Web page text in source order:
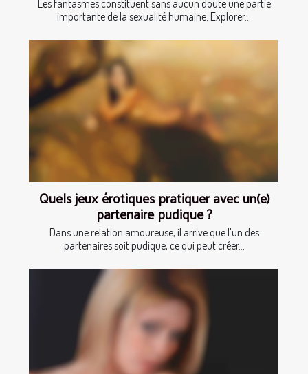
Les fantasmes constituent sans aucun doute une partie
importante de la sexualité humaine. Explorer...
Quels jeux érotiques pratiquer avec un(e)
partenaire pudique ?
Dans une relation amoureuse, il arrive que l'un des
partenaires soit pudique, ce qui peut créer...